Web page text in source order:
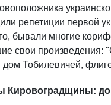
репетиции первой
бывали многие
свои произведения:
Тобилевичей,
Кировоградщины: